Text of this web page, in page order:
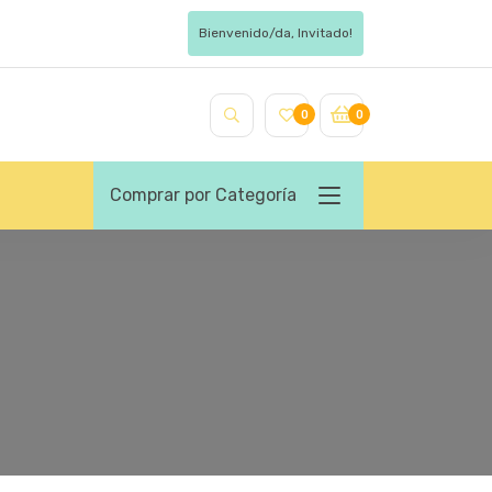
Bienvenido/da, Invitado!
0 0
Comprar por Categoría